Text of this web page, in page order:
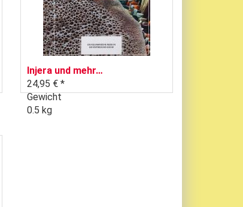
Injera und mehr…
24,95 € *
Gewicht
0.5 kg